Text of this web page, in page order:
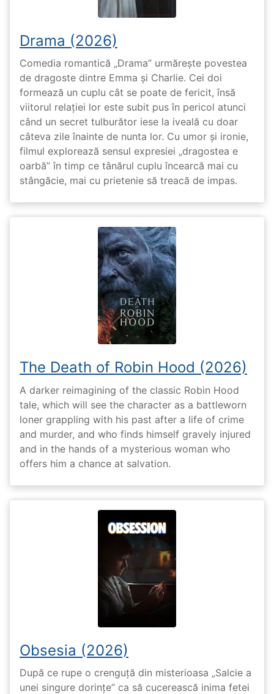
Drama (2026)
Comedia romantică „Drama” urmărește povestea
de dragoste dintre Emma și Charlie. Cei doi
formează un cuplu cât se poate de fericit, însă
viitorul relației lor este subit pus în pericol atunci
când un secret tulburător iese la iveală cu doar
câteva zile înainte de nunta lor. Cu umor și ironie,
filmul explorează sensul expresiei „dragostea e
oarbă” în timp ce tânărul cuplu încearcă mai cu
stângăcie, mai cu prietenie să treacă de impas.
The Death of Robin Hood (2026)
A darker reimagining of the classic Robin Hood
tale, which will see the character as a battleworn
loner grappling with his past after a life of crime
and murder, and who finds himself gravely injured
and in the hands of a mysterious woman who
offers him a chance at salvation.
Obsesia (2026)
După ce rupe o crenguță din misterioasa „Salcie a
unei singure dorințe” ca să cucerească inima fetei